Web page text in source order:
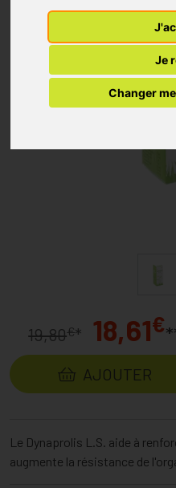
Je
Changer
19,80€* 18,61€
AJOUTER
Le Dynaprolis L.S. aide à
augmente la résistance de